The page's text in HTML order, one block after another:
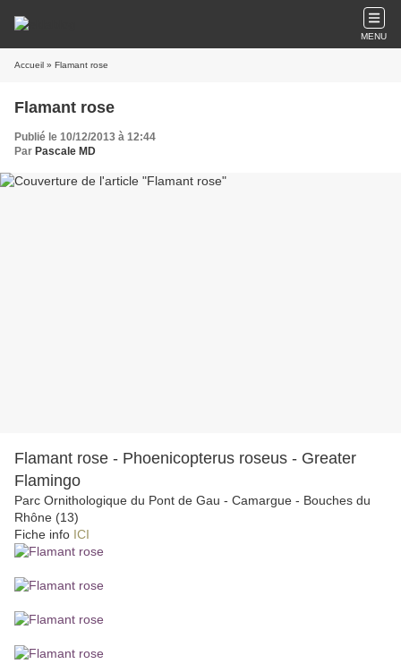
MENU
Accueil » Flamant rose
Flamant rose
Publié le 10/12/2013 à 12:44
Par Pascale MD
Flamant rose - Phoenicopterus roseus - Greater
Flamingo
Parc Ornithologique du Pont de Gau - Camargue - Bouches du
Rhône (13)
Fiche info ICI